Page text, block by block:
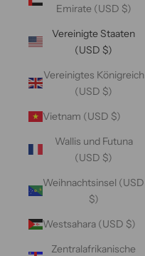
Emirate (USD $)
Vereinigte Staaten
(USD $)
Vereinigtes Königreich
(USD $)
Vietnam (USD $)
Wallis und Futuna
(USD $)
Weihnachtsinsel (USD
$)
Westsahara (USD $)
Zentralafrikanische